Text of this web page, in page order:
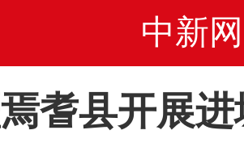
中新网
耆县开展